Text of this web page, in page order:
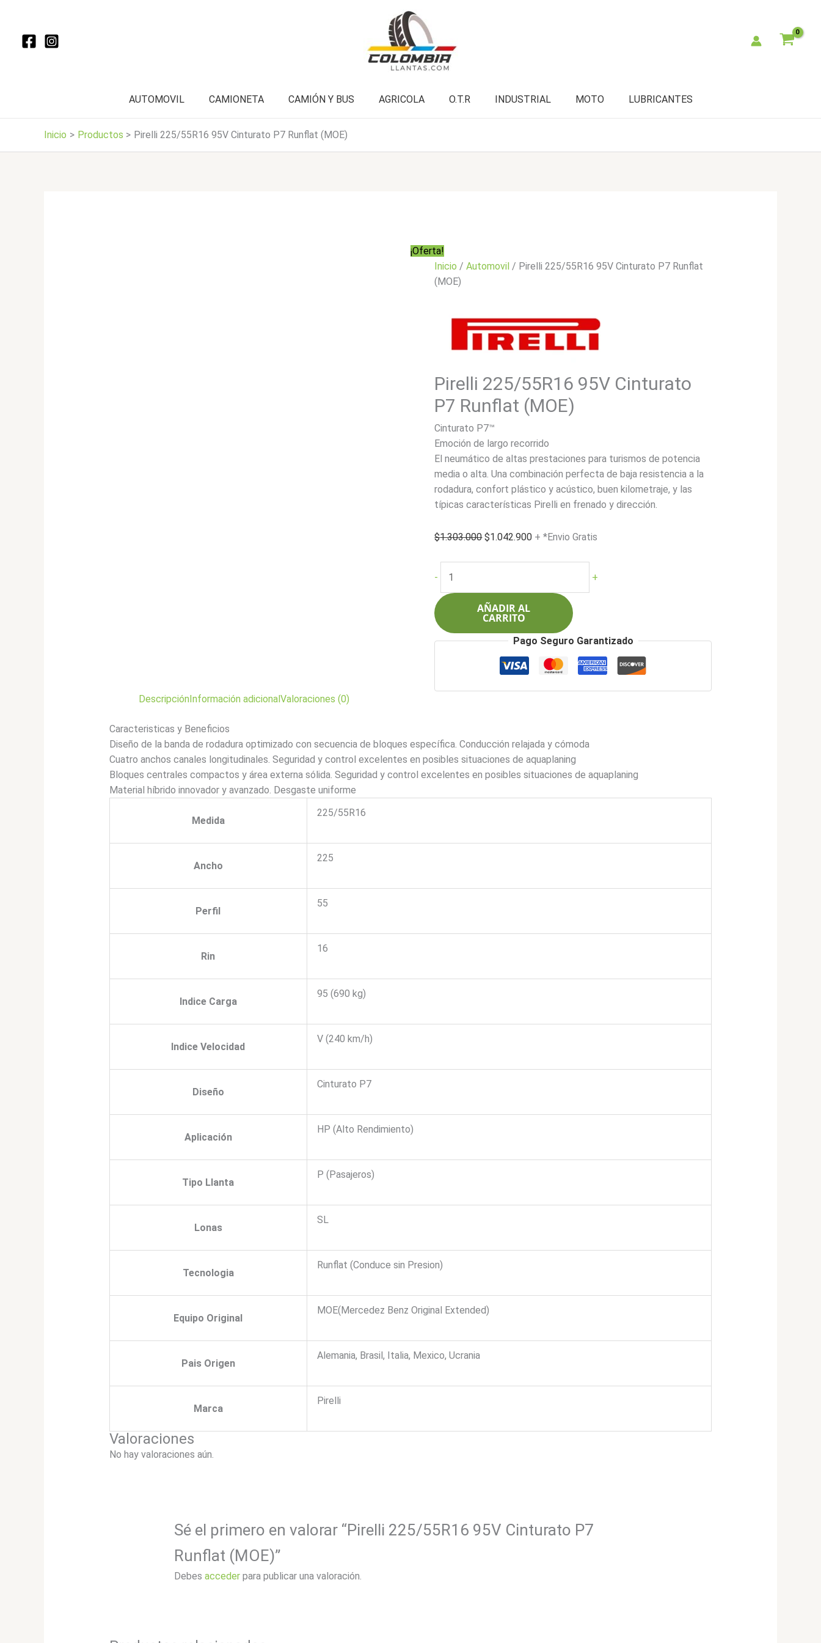
contenido
AUTOMOVIL CAMIONETA CAMIÓN Y BUS AGRICOLA O.T.R INDUSTRIAL MOTO LUBRICANTES
Inicio Productos Pirelli 225/55R16 95V Cinturato P7 Runflat (MOE)
¡Oferta!
Inicio /Automovil / Pirelli 225/55R16 95V Cinturato P7 Runflat
(MOE)
Pirelli 225/55R16 95V Cinturato
P7 Runflat (MOE)
Cinturato P7™
Emoción de largo recorrido
El neumático de altas prestaciones para turismos de potencia
media o alta. Una combinación perfecta de baja resistencia a la
rodadura, confort plástico y acústico, buen kilometraje, y las
típicas características Pirelli en frenado y dirección.
$1.303.000El
$1.042.900El
$1.042.900.
+ *Envio Gratis
-
225/55R16
95V
Cinturato
P7
+
AÑADIR AL
CARRITO
Pago Seguro Garantizado
Descripción Información adicional Valoraciones (0)
Caracteristicas y Beneficios
Diseño de la banda de rodadura optimizado con secuencia de bloques específica. Conducción relajada y cómoda
Cuatro anchos canales longitudinales. Seguridad y control excelentes en posibles situaciones de aquaplaning
Bloques centrales compactos y área externa sólida. Seguridad y control excelentes en posibles situaciones de aquaplaning
Material híbrido innovador y avanzado. Desgaste uniforme
Medida
225/55R16
Ancho
225
Perfil
55
Rin
16
Indice Carga
95 (690 kg)
Indice Velocidad
V (240 km/h)
Diseño
Cinturato P7
Aplicación
HP (Alto Rendimiento)
Tipo Llanta
P (Pasajeros)
Lonas
SL
Tecnologia
Runflat (Conduce sin Presion)
Equipo Original
MOE(Mercedez Benz Original Extended)
Pais Origen
Alemania, Brasil, Italia, Mexico, Ucrania
Marca
Pirelli
Valoraciones
No hay valoraciones aún.
Sé el primero en valorar “Pirelli 225/55R16 95V Cinturato P7
Runflat (MOE)”
Debesacceder para publicar una valoración.
$1.303.000.